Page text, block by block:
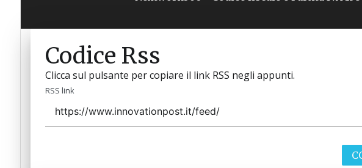
Codice Rss
Clicca sul pulsante per copiare il link RSS negli appunti.
RSS link